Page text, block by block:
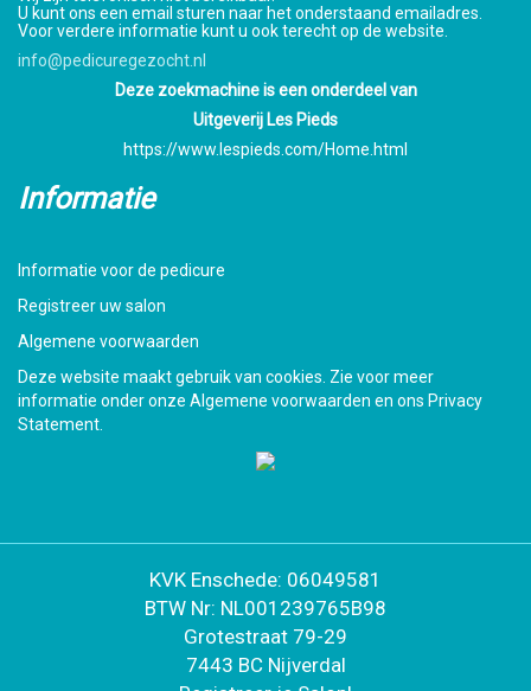
U kunt ons een email sturen naar het onderstaand emailadres.
Voor verdere informatie kunt u ook terecht op de website.
info@pedicuregezocht.nl
Deze zoekmachine is een onderdeel van
Uitgeverij Les Pieds
https://www.lespieds.com/Home.html
Informatie
Informatie voor de pedicure
Registreer uw salon
Algemene voorwaarden
Deze website maakt gebruik van cookies. Zie voor meer
informatie onder onze Algemene voorwaarden en ons Privacy
Statement.
KVK Enschede: 06049581
BTW Nr: NL001239765B98
Grotestraat 79-29
7443 BC Nijverdal